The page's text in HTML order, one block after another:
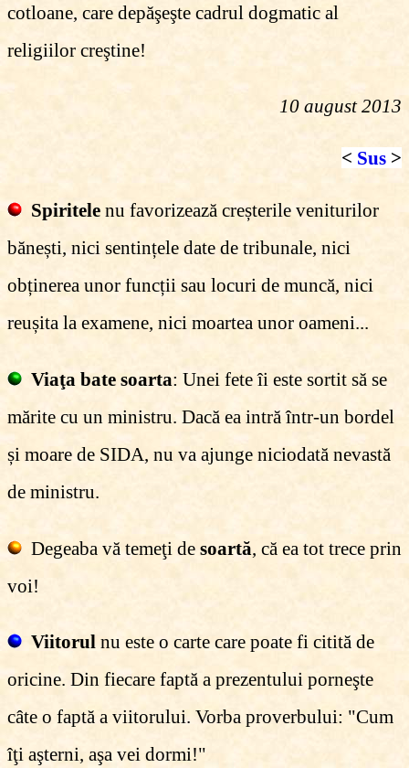
cotloane, care depăşeşte cadrul dogmatic al
religiilor creştine!
10 august 2013
< Sus >
Spiritele nu favorizează creșterile veniturilor
bănești, nici sentințele date de tribunale, nici
obținerea unor funcții sau locuri de muncă, nici
reușita la examene, nici moartea unor oameni...
Viaţa bate soarta: Unei fete îi este sortit să se
mărite cu un ministru. Dacă ea intră într-un bordel
și moare de SIDA, nu va ajunge niciodată nevastă
de ministru.
Degeaba vă temeţi de soartă , că ea tot trece prin
voi!
Viitorul nu este o carte care poate fi citită de
oricine. Din fiecare faptă a prezentului porneşte
câte o faptă a viitorului. Vorba proverbului: "Cum
îţi aşterni, aşa vei dormi!"